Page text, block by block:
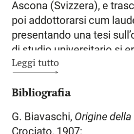
Ascona (Svizzera), e
poi addottorarsi cum
presentando una tesi
di studio universitario si
studentesco, recandosi
avvocato Giuseppe
si stabilì definitivamente.
Leggi tutto
Bibliografia
G. Biavaschi, Origine
Crociato, 1907;